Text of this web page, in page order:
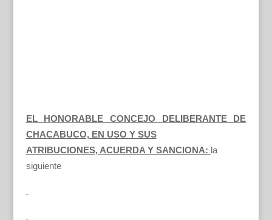
EL HONORABLE CONCEJO DELIBERANTE DE
CHACABUCO, EN USO Y SUS
ATRIBUCIONES, ACUERDA Y SANCIONA: la
siguiente